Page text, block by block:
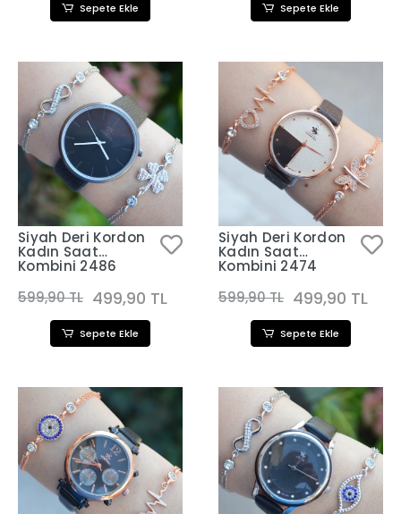
Sepete Ekle Sepete Ekle
Siyah Deri Kordon
Kadın Saat
Kombini 2486
599,90 TL 499,90 TL
Sepete Ekle
Siyah Deri Kordon
Kadın Saat
Kombini 2474
599,90 TL 499,90 TL
Sepete Ekle